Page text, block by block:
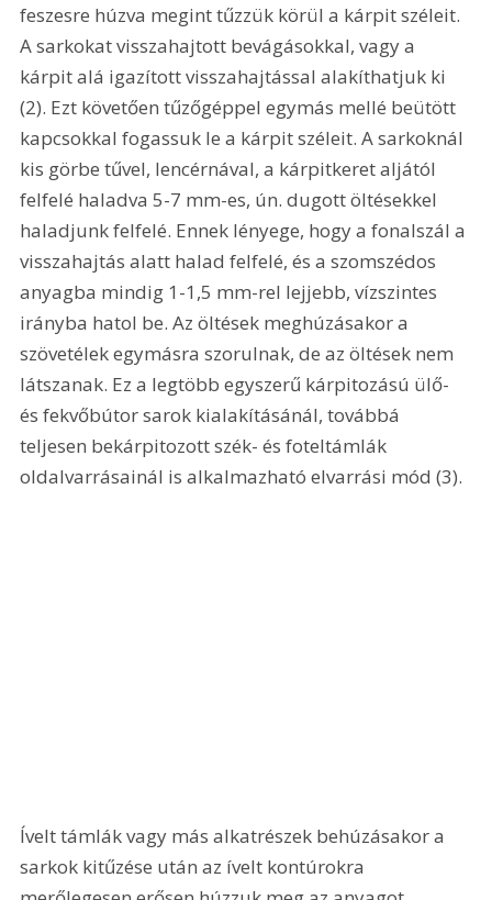
feszesre húzva megint tűzzük körül a kárpit széleit.
A sarkokat visszahajtott bevágásokkal, vagy a
kárpit alá igazított visszahajtással alakíthatjuk ki
(2). Ezt követően tűzőgéppel egymás mellé beütött
kapcsokkal fogassuk le a kárpit széleit. A sarkoknál
kis görbe tűvel, lencérnával, a kárpitkeret aljától
felfelé haladva 5-7 mm-es, ún. dugott öltésekkel
haladjunk felfelé. Ennek lényege, hogy a fonalszál a
visszahajtás alatt halad felfelé, és a szomszédos
anyagba mindig 1-1,5 mm-rel lejjebb, vízszintes
irányba hatol be. Az öltések meghúzásakor a
szövetélek egymásra szorulnak, de az öltések nem
látszanak. Ez a legtöbb egyszerű kárpitozású ülő-
és fekvőbútor sarok kialakításánál, továbbá
teljesen bekárpitozott szék- és foteltámlák
oldalvarrásainál is alkalmazható elvarrási mód (3).
Ívelt támlák vagy más alkatrészek behúzásakor a
sarkok kitűzése után az ívelt kontúrokra